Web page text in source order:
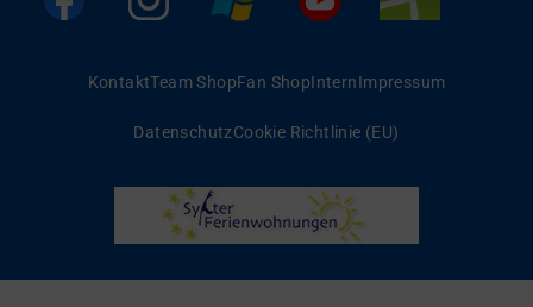
KontaktTeam ShopFan ShopInternImpressum
DatenschutzCookie Richtlinie (EU)